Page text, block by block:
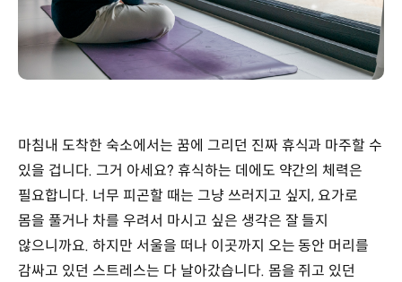
마침내 도착한 숙소에서는 꿈에 그리던 진짜 휴식과 마주할 수
있을 겁니다. 그거 아세요? 휴식하는 데에도 약간의 체력은
필요합니다. 너무 피곤할 때는 그냥 쓰러지고 싶지, 요가로
몸을 풀거나 차를 우려서 마시고 싶은 생각은 잘 들지
않으니까요. 하지만 서울을 떠나 이곳까지 오는 동안 머리를
감싸고 있던 스트레스는 다 날아갔습니다. 몸을 쥐고 있던